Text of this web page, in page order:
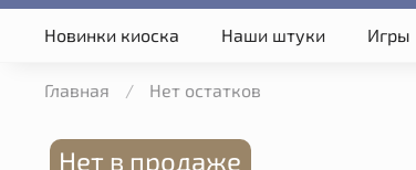
Новинки киоска Наши штуки Игры
Главная Нет остатков
Нет в продаже